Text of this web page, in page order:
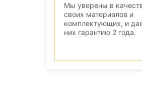
Мы уверены в
своих материалов и
комплектующих, и
них гарантию 2 года.